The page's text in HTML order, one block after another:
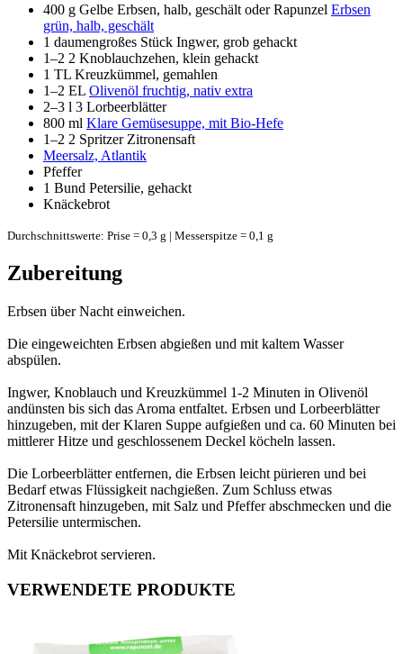
400 g Gelbe Erbsen, halb, geschält oder Rapunzel Erbsen
grün, halb, geschält
1 daumengroßes Stück Ingwer, grob gehackt
1–2 2 Knoblauchzehen, klein gehackt
1 TL Kreuzkümmel, gemahlen
1–2 EL Olivenöl fruchtig, nativ extra
2–3 l 3 Lorbeerblätter
800 ml Klare Gemüsesuppe, mit Bio-Hefe
1–2 2 Spritzer Zitronensaft
Meersalz, Atlantik
Pfeffer
1 Bund Petersilie, gehackt
Knäckebrot
Durchschnittswerte: Prise = 0,3 g | Messerspitze = 0,1 g
Zubereitung
Erbsen über Nacht einweichen.
Die eingeweichten Erbsen abgießen und mit kaltem Wasser
abspülen.
Ingwer, Knoblauch und Kreuzkümmel 1-2 Minuten in Olivenöl
andünsten bis sich das Aroma entfaltet. Erbsen und Lorbeerblätter
hinzugeben, mit der Klaren Suppe aufgießen und ca. 60 Minuten bei
mittlerer Hitze und geschlossenem Deckel köcheln lassen.
Die Lorbeerblätter entfernen, die Erbsen leicht pürieren und bei
Bedarf etwas Flüssigkeit nachgießen. Zum Schluss etwas
Zitronensaft hinzugeben, mit Salz und Pfeffer abschmecken und die
Petersilie untermischen.
Mit Knäckebrot servieren.
VERWENDETE PRODUKTE